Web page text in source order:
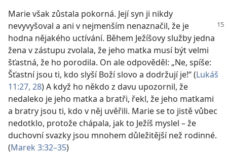
Marie však zůstala pokorná. Její syn ji nikdy
nevyvyšoval a ani v nejmenším nenaznačil, že je
hodna nějakého uctívání. Během Ježíšovy služby jedna
žena v zástupu zvolala, že jeho matka musí být velmi
šťastná, že ho porodila. On ale odpověděl: „Ne, spíše:
Šťastní jsou ti, kdo slyší Boží slovo a dodržují je!“ (Lukáš
11:27, 28) A když ho někdo z davu upozornil, že
nedaleko je jeho matka a bratři, řekl, že jeho matkami
a bratry jsou ti, kdo v něj uvěřili. Marie se to jistě vůbec
nedotklo, protože chápala, jak to Ježíš myslel – že
duchovní svazky jsou mnohem důležitější než rodinné.
(Marek 3:32–35)